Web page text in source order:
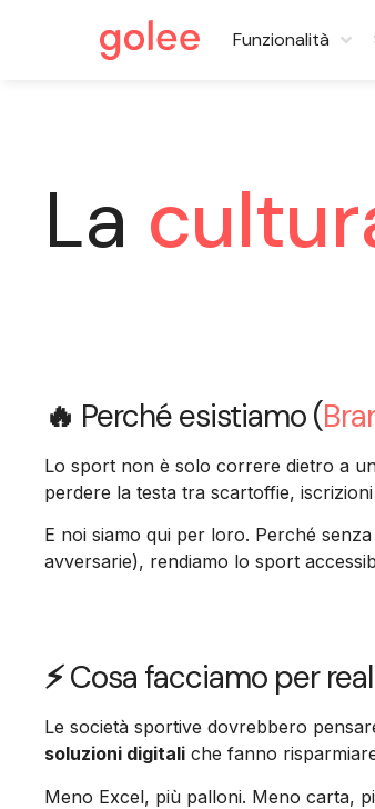
Funzionalità
La
🔥 Perché esistiamo (
Lo sport non è solo correre dietro a
perdere la testa tra scartoffie,
E noi siamo qui per loro. Perché
avversarie), rendiamo lo sport
⚡Cosa facciamo per
Le società sportive dovrebbero
soluzioni digitali che fanno
Meno Excel, più palloni. Meno carta,